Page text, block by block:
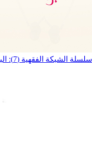
سلسلة الشبكة الفقهية (7): البلوغ والرشد وخصائصهما في الشريعة الإسلامية